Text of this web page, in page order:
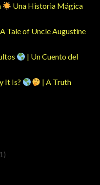
Una Historia Mágica
Tale of Uncle Augustine
| Un Cuento del
It Is?
| A Truth